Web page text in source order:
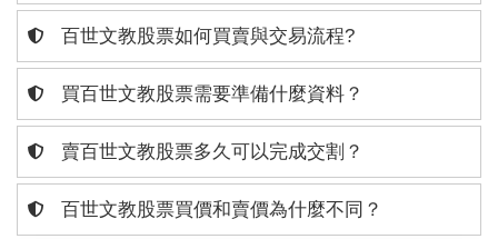
百世文教股票如何買賣與交易流程?
買百世文教股票需要準備什麼資料？
賣百世文教股票多久可以完成交割？
百世文教股票買價和賣價為什麼不同？